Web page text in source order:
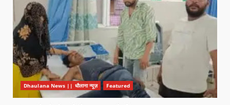
Dhaulana News || धौलाना न्यूज़ Featured